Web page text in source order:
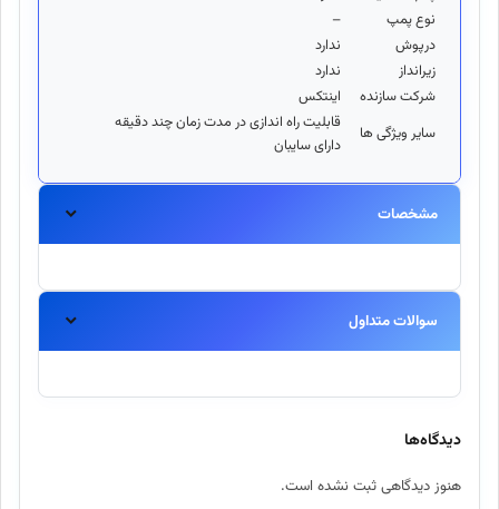
نوع پمپ
–
درپوش
ندارد
زيرانداز
ندارد
شرکت سازنده
اینتکس
ساير ويژگی ها
قابليت راه اندازی در مدت زمان چند دقیقه
دارای سایبان
مشخصات
سوالات متداول
آیا این محصول اورجینال است؟
بله، تمامی محصولات موجود در اینتکس مستقیماً از برندهای معتبردیدگاه‌ها
هنوز دیدگاهی ثبت نشده است.